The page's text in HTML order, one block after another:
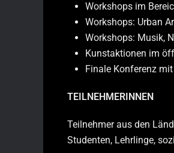
Workshops im
Workshops: Urban
Workshops: Musik,
Kunstaktionen im
Finale Konferenz
TEILNEHMERINNEN
Teilnehmer aus den
Studenten, Lehrlinge,